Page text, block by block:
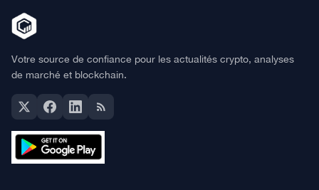
Votre source de confiance pour les actualités crypto, analyses
de marché et blockchain.